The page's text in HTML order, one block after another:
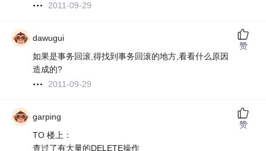
2011-09-29
dawugui
如果是事务回滚,得找到事务回滚的地方,看看什么原因
造成的?
2011-09-29
赞
garping
TO 楼上：
查过了有大量的DELETE操作
赞